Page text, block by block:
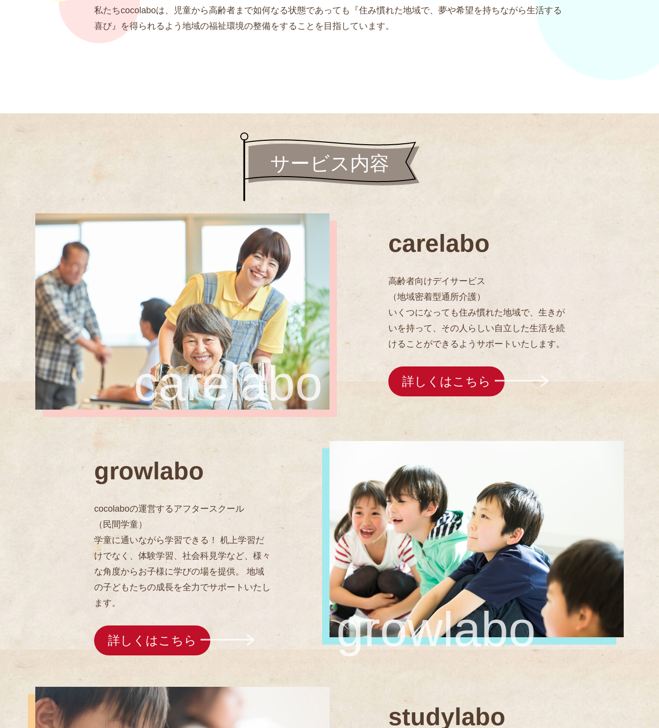
私たちcocolaboは、児童から高齢者まで如何なる状態であっても『住み慣れた地域で、夢や希望を持ちながら生活する
喜び』を得られるよう地域の福祉環境の整備をすることを目指しています。
サービス内容
carelabo
carelabo
高齢者向けデイサービス
（地域密着型通所介護）
いくつになっても住み慣れた地域で、生きが
いを持って、その人らしい自立した生活を続
けることができるようサポートいたします。
詳しくはこちら
growlabo
growlabo
cocolaboの運営するアフタースクール
（民間学童）
学童に通いながら学習できる！ 机上学習だ
けでなく、体験学習、社会科見学など、様々
な角度からお子様に学びの場を提供。 地域
の子どもたちの成長を全力でサポートいたし
ます。
詳しくはこちら
studylabo